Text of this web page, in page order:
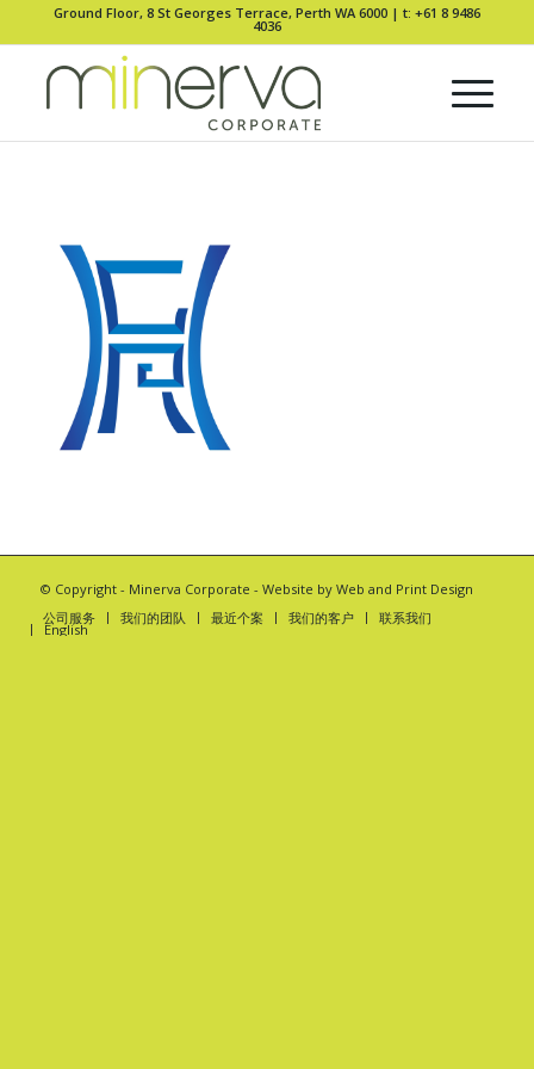
Ground Floor, 8 St Georges Terrace, Perth WA 6000 | t: +61 8 9486
4036
© Copyright - Minerva Corporate - Website by Web and Print Design
公司服务
我们的团队 最近个案 我们的客户 联系我们
English